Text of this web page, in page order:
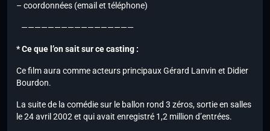
– coordonnées (email et téléphone)
—————————————————
* Ce que l’on sait sur ce casting :
Ce film aura comme acteurs principaux Gérard Lanvin et Didier
Bourdon.
La suite de la comédie sur le ballon rond 3 zéros, sortie en salles
le 24 avril 2002 et qui avait enregistré 1,2 million d’entrées.